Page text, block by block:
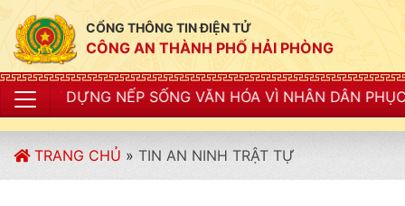
CỔNG THÔNG TIN ĐIỆN TỬ
CÔNG AN THÀNH PHỐ HẢI PHÒNG
SỐNG VĂN HÓA VÌ NHÂN DÂN PHỤC VỤ"
TRANG CHỦ » TIN AN NINH TRẬT TỰ